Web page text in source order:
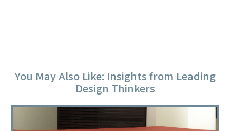
You May Also Like: Insights from Leading
Design Thinkers